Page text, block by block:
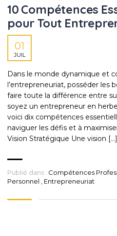
10 Compétences
pour Tout
01
JUIL
Dans le monde dynamique et
l’entrepreneuriat, posséder les
faire toute la différence entre
soyez un entrepreneur en
voici dix compétences
naviguer les défis et à
Vision Stratégique Une vision […]
Publié dans : Compétences
Personnel , Entrepreneuriat